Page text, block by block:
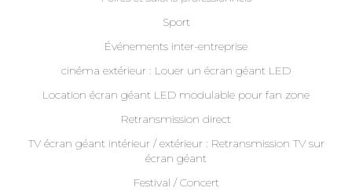
Sport
Événements inter-entreprise
cinéma extérieur : Louer un écran géant LED
Location écran géant LED modulable pour fan zone
Retransmission direct
TV écran géant intérieur / extérieur : Retransmission TV sur
écran géant
Festival / Concert